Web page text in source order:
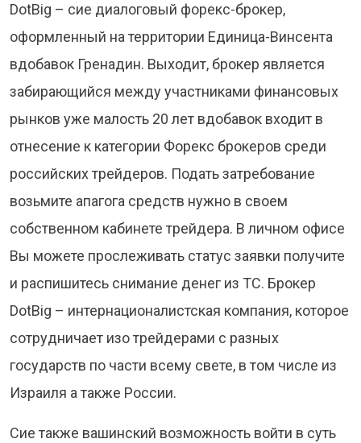
DotBig – сие диалоговый форекс-брокер,
оформленный на территории Единица-Винсента
вдобавок Гренадин. Выходит, брокер является
забирающийся между участниками финансовых
рынков уже малость 20 лет вдобавок входит в
отнесение к категории Форекс брокеров среди
российских трейдеров. Подать затребование
возьмите апагога средств нужно в своем
собственном кабинете трейдера. В личном офисе
Вы можете прослеживать статус заявки получите
и распишитесь снимание денег из ТС. Брокер
DotBig – интернационалистская компания, которое
сотрудничает изо трейдерами с разных
государств по части всему свете, в том числе из
Израиля а также России.
Сие также вашинский возможность войти в суть